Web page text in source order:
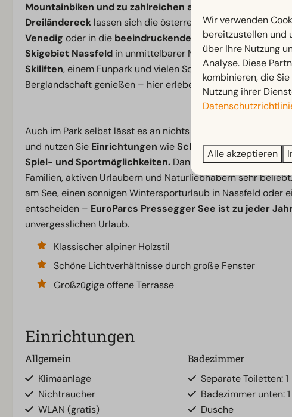
Mountainbiken und zu zahlreichen anderen Outdoor-
Dreiländereck lassen sich die österreichischen Alpen
Venedig oder in die beeindruckenden slowenischen
Skigebiet Nassfeld in unmittelbarer Nähe, mit110
Skiliften, einem Funpark und vielen Sonnenstunden. Ob
Berglandschaft genießen – hier erleben Sie einen
Auch im Park selbst lässt es an nichts fehlen. Übernachten
und nutzen Sie Einrichtungen wie Schwimmbad,
Spiel- und Sportmöglichkeiten. Dank der Kombination aus
Familien, aktiven Urlaubern und Naturliebhabern sehr
am See, einen sonnigen Wintersporturlaub in Nassfeld
entscheiden – EuroParcs Pressegger See ist zu jeder
unvergesslichen Urlaub.
Klassischer alpiner Holzstil
Schöne Lichtverhältnisse durch große Fenster
Großzügige offene Terrasse
Einrichtungen
Allgemein
Klimaanlage
Nichtraucher
WLAN (gratis)
Badezimmer
Separate Toiletten: 1
Badezimmer unten: 1
Dusche
Wir verwenden
bereitzustellen und
über Ihre Nutzung
Analyse. Diese
kombinieren, die
Nutzung ihrer
Alle akzeptieren